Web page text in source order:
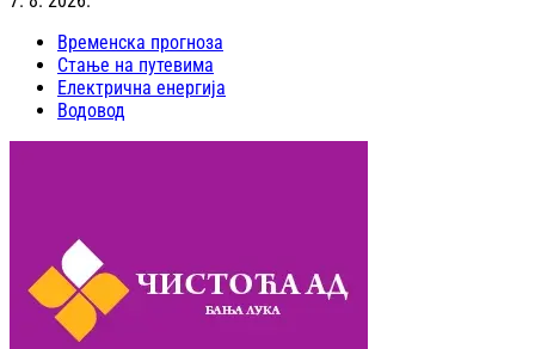
Временска прогноза
Стање на путевима
Електрична енергија
Водовод